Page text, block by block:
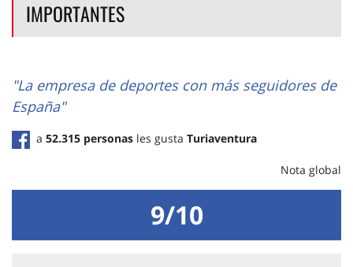
IMPORTANTES
"La empresa de deportes con más seguidores de
España"
a 52.315 personas les gusta Turiaventura
Nota global
9/10